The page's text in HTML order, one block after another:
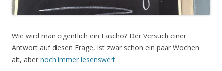
Wie wird man eigentlich ein Fascho? Der Versuch einer
Antwort auf diesen Frage, ist zwar schon ein paar Wochen
alt, aber noch immer lesenswert.